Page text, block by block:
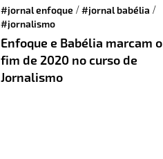
#jornal enfoque /#jornal babélia /
#jornalismo
Enfoque e Babélia marcam o
fim de 2020 no curso de
Jornalismo